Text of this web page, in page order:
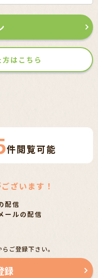
はこちら
件閲覧可能
ざいます！
配信
ールの配信
ご登録下さい。
録